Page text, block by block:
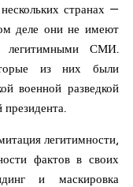
странах —
деле они не имеют
легитимными СМИ.
из них были
военной разведкой
легитимности,
фактов в своих
и маскировка